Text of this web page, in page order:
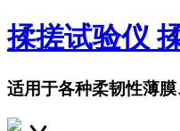
揉搓试验仪
适用于各种柔韧性薄